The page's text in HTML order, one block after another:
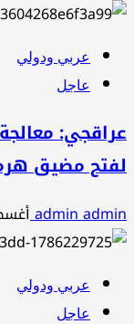
عربي ودولي
عاجل
عراقجي:
لفتح مضيق
admin adminأغسطس
عربي ودولي
عاجل